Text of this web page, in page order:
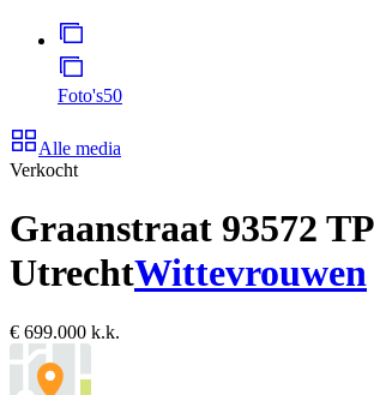
Foto's50
Alle media
Verkocht
Graanstraat 93572 TP
UtrechtWittevrouwen
€ 699.000 k.k.